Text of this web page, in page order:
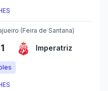
(Feira de Santana)
1 Imperatriz